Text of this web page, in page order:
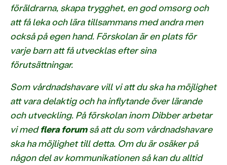
föräldrarna, skapa trygghet, en god omsorg och
att få leka och lära tillsammans med andra men
också på egen hand. Förskolan är en plats för
varje barn att få utvecklas efter sina
förutsättningar.
Som vårdnadshavare vill vi att du ska ha möjlighet
att vara delaktig och ha inflytande över lärande
och utveckling. På förskolan inom Dibber arbetar
vi medflera forumså att du som vårdnadshavare
ska ha möjlighet till detta. Om du är osäker på
någon del av kommunikationen så kan du alltid